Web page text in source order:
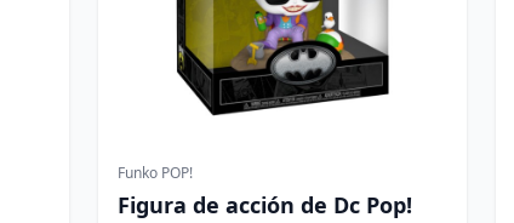
Funko POP!
Figura de acción de Dc Pop!